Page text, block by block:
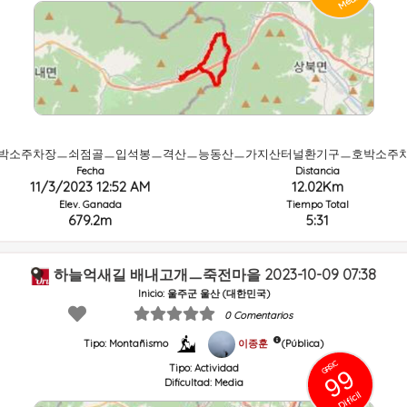
소주차장ㅡ쇠점골ㅡ입석봉ㅡ격산ㅡ능동산ㅡ가지산터널환기구ㅡ호박소주
Fecha
11/3/2023 12:52 AM
Elev. Ganada
679.2m
Distancia
12.02Km
Tiempo Total
5:31
하늘억새길 배내고개ㅡ죽전마을 2023-10-09 07:38
Inicio: 울주군 울산 (대한민국)
0 Comentarios
Tipo: Montañismo 이종훈
(Pública)
Tipo: Actividad
Dificultad: Media
GRSIC
99
Difícil